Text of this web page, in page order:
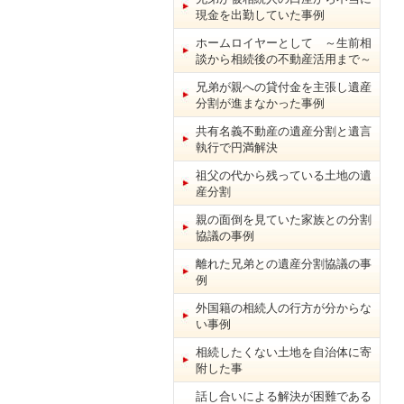
現金を出勤していた事例
ホームロイヤーとして ～生前相
談から相続後の不動産活用まで～
兄弟が親への貸付金を主張し遺産
分割が進まなかった事例
共有名義不動産の遺産分割と遺言
執行で円満解決
祖父の代から残っている土地の遺
産分割
親の面倒を見ていた家族との分割
協議の事例
離れた兄弟との遺産分割協議の事
例
外国籍の相続人の行方が分からな
い事例
相続したくない土地を自治体に寄
附した事
話し合いによる解決が困難である